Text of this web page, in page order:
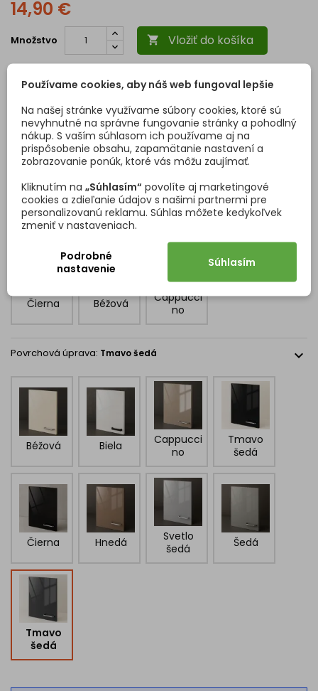
odoslaní objednávky.
Dôležité informácie:
možné zrušiť ani vrátiťpo potvrdení.
(dobierka nie je dostupná).
Každé dvierka sú dodávané sochrannou fóliou proti
poškodeniu počas montáže.
14,90 €
Množstvo  Vložiť do košíka
Predpokladaný dátum doručenia -21. 8. 2026.
Povrchová úprava:Tmavo šedá expand_more
Tmavo
šedá
Tmavo
šedá
Šedá Biela
Čierna Béžová
Cappucci
no
Povrchová úprava: Tmavo šedá expand_more
Béžová Biela
Cappucci
no
Tmavo
šedá
Čierna Hnedá
Svetlo
šedá
Šedá
Tmavo
šedá
Používame cookies, aby náš web fungoval lepšie
Na našej stránke využívame súbory cookies, ktoré sú
nevyhnutné na správne fungovanie stránky a pohodlný
nákup. S vaším súhlasom ich používame aj na
prispôsobenie obsahu, zapamätanie nastavení a
zobrazovanie ponúk, ktoré vás môžu zaujímať.
Kliknutím na „Súhlasím“ povolíte aj marketingové
cookies a zdieľanie údajov s našimi partnermi pre
personalizovanú reklamu. Súhlas môžete kedykoľvek
zmeniť v nastaveniach.
Podrobné
nastavenie
Súhlasím